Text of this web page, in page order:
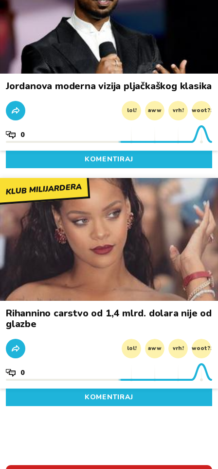
Jordanova moderna vizija pljačkaškog klasika
lol! aww vrh! woot?!
0
KOMENTIRAJ
KLUB MILIJARDERA
Rihannino carstvo od 1,4 mlrd. dolara nije od
glazbe
lol! aww vrh! woot?!
0
KOMENTIRAJ